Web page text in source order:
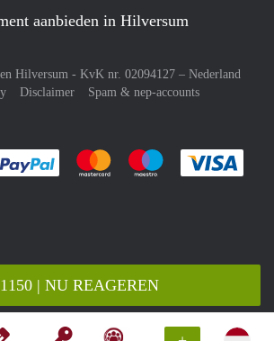
€ 1150 | NU REAGEREN
aanbieden in Hilversum
Hilversum - KvK nr. 02094127 – Nederland
Disclaimer
Spam & nep-accounts
Je rekent gemakkelijk af met Paypal
Je rekent gemakkelijk af met
Je rekent